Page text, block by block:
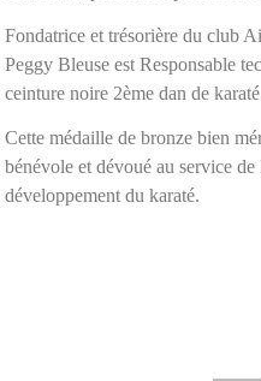
Fondatrice et trésorière du club
Peggy Bleuse est Responsable
ceinture noire 2ème dan de
Cette médaille de bronze bien
bénévole et dévoué au service de
développement du karaté.